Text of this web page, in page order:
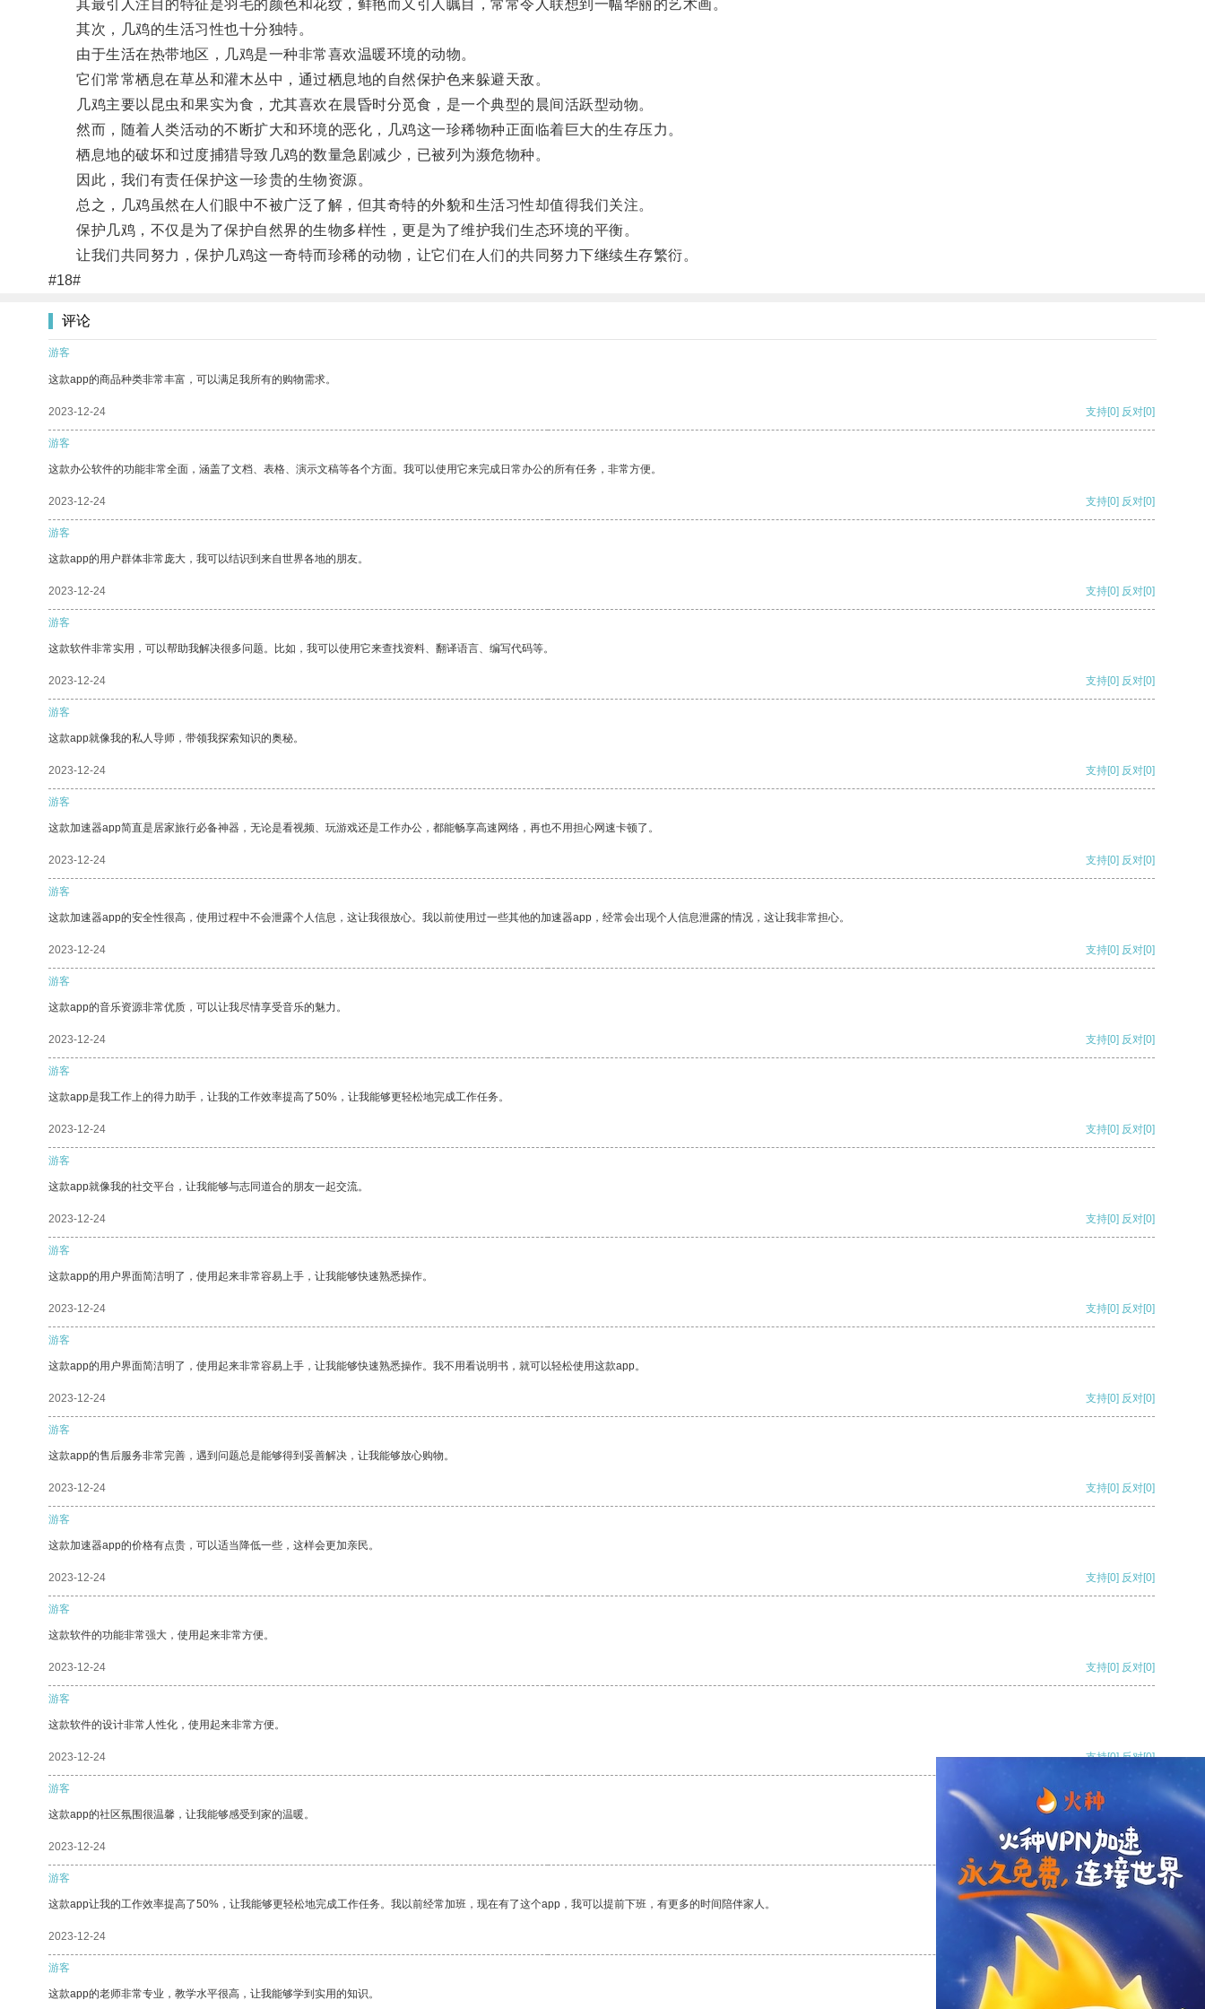
其最引人注目的特征是羽毛的颜色和花纹，鲜艳而又引人瞩目，常常令人联想到一幅华丽的艺术画。
其次，几鸡的生活习性也十分独特。
由于生活在热带地区，几鸡是一种非常喜欢温暖环境的动物。
它们常常栖息在草丛和灌木丛中，通过栖息地的自然保护色来躲避天敌。
几鸡主要以昆虫和果实为食，尤其喜欢在晨昏时分觅食，是一个典型的晨间活跃型动物。
然而，随着人类活动的不断扩大和环境的恶化，几鸡这一珍稀物种正面临着巨大的生存压力。
栖息地的破坏和过度捕猎导致几鸡的数量急剧减少，已被列为濒危物种。
因此，我们有责任保护这一珍贵的生物资源。
总之，几鸡虽然在人们眼中不被广泛了解，但其奇特的外貌和生活习性却值得我们关注。
保护几鸡，不仅是为了保护自然界的生物多样性，更是为了维护我们生态环境的平衡。
让我们共同努力，保护几鸡这一奇特而珍稀的动物，让它们在人们的共同努力下继续生存繁衍。
#18#
评论
游客
这款app的商品种类非常丰富，可以满足我所有的购物需求。
2023-12-24 支持[0] 反对[0]
游客
这款办公软件的功能非常全面，涵盖了文档、表格、演示文稿等各个方面。我可以使用它来完成日常办公的所有任务，非常方便。
2023-12-24 支持[0] 反对[0]
游客
这款app的用户群体非常庞大，我可以结识到来自世界各地的朋友。
2023-12-24 支持[0] 反对[0]
游客
这款软件非常实用，可以帮助我解决很多问题。比如，我可以使用它来查找资料、翻译语言、编写代码等。
2023-12-24 支持[0] 反对[0]
游客
这款app就像我的私人导师，带领我探索知识的奥秘。
2023-12-24 支持[0] 反对[0]
游客
这款加速器app简直是居家旅行必备神器，无论是看视频、玩游戏还是工作办公，都能畅享高速网络，再也不用担心网速卡顿了。
2023-12-24 支持[0] 反对[0]
游客
这款加速器app的安全性很高，使用过程中不会泄露个人信息，这让我很放心。我以前使用过一些其他的加速器app，经常会出现个人信息泄露的情况，这让我非常担心。
2023-12-24 支持[0] 反对[0]
游客
这款app的音乐资源非常优质，可以让我尽情享受音乐的魅力。
2023-12-24 支持[0] 反对[0]
游客
这款app是我工作上的得力助手，让我的工作效率提高了50%，让我能够更轻松地完成工作任务。
2023-12-24 支持[0] 反对[0]
游客
这款app就像我的社交平台，让我能够与志同道合的朋友一起交流。
2023-12-24 支持[0] 反对[0]
游客
这款app的用户界面简洁明了，使用起来非常容易上手，让我能够快速熟悉操作。
2023-12-24 支持[0] 反对[0]
游客
这款app的用户界面简洁明了，使用起来非常容易上手，让我能够快速熟悉操作。我不用看说明书，就可以轻松使用这款app。
2023-12-24 支持[0] 反对[0]
游客
这款app的售后服务非常完善，遇到问题总是能够得到妥善解决，让我能够放心购物。
2023-12-24 支持[0] 反对[0]
游客
这款加速器app的价格有点贵，可以适当降低一些，这样会更加亲民。
2023-12-24 支持[0] 反对[0]
游客
这款软件的功能非常强大，使用起来非常方便。
2023-12-24 支持[0] 反对[0]
游客
这款软件的设计非常人性化，使用起来非常方便。
2023-12-24 支持[0] 反对[0]
游客
这款app的社区氛围很温馨，让我能够感受到家的温暖。
2023-12-24 支持[0] 反对
游客
这款app让我的工作效率提高了50%，让我能够更轻松地完成工作任务。我以前经常加班，现在有了这个app，我可以提前下班，有更多的时间陪伴家人。
2023-12-24 支持
游客
这款app的老师非常专业，教学水平很高，让我能够学到实用的知识。